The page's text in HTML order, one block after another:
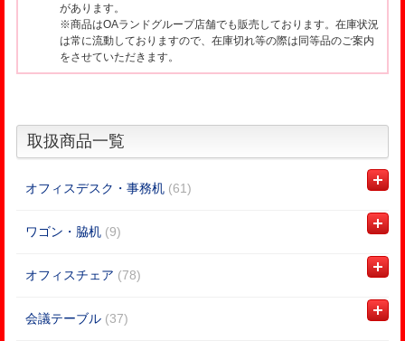
があります。
※商品はOAランドグループ店舗でも販売しております。在庫状況
は常に流動しておりますので、在庫切れ等の際は同等品のご案内
をさせていただきます。
取扱商品一覧
オフィスデスク・事務机 (61)
ワゴン・脇机 (9)
オフィスチェア (78)
会議テーブル (37)